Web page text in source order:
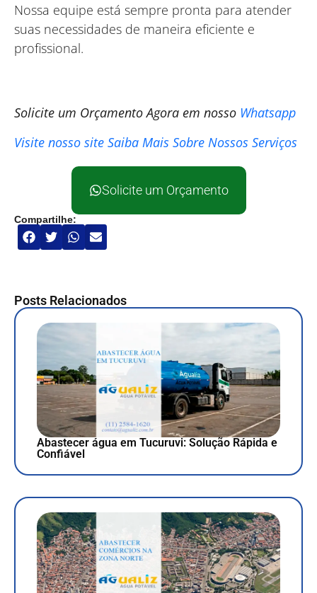
Nossa equipe está sempre pronta para atender
suas necessidades de maneira eficiente e
profissional.
Solicite um Orçamento Agora em nosso Whatsapp
Visite nosso site Saiba Mais Sobre Nossos Serviços
Solicite um Orçamento
Compartilhe:
Posts Relacionados
Abastecer água em Tucuruvi: Solução Rápida e
Confiável